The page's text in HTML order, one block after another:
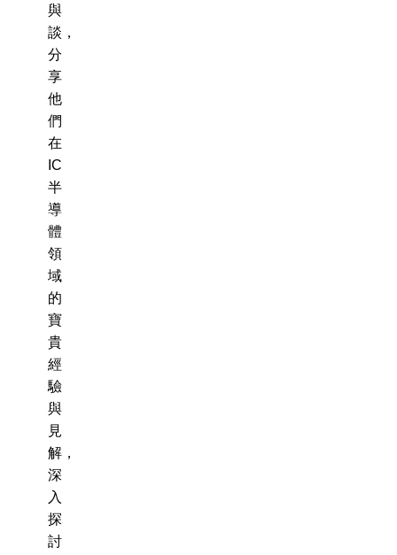
與
談，
分
享
他
們
在
IC
半
導
體
領
域
的
寶
貴
經
驗
與
見
解，
深
入
探
討